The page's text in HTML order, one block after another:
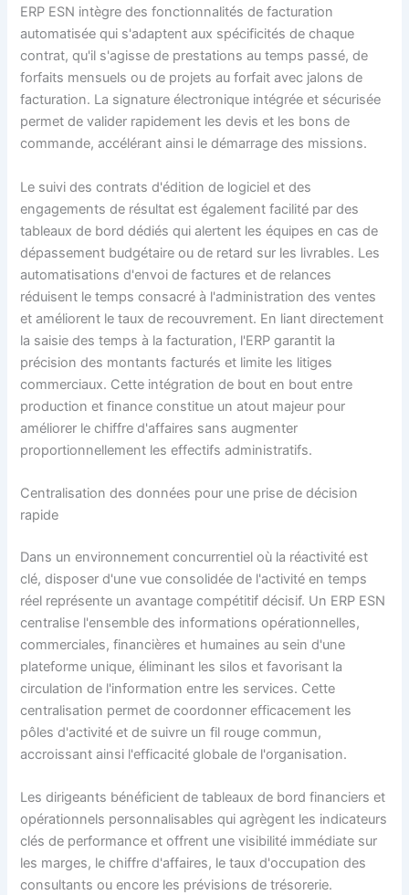
ERP ESN intègre des fonctionnalités de facturation
automatisée qui s'adaptent aux spécificités de chaque
contrat, qu'il s'agisse de prestations au temps passé, de
forfaits mensuels ou de projets au forfait avec jalons de
facturation. La signature électronique intégrée et sécurisée
permet de valider rapidement les devis et les bons de
commande, accélérant ainsi le démarrage des missions.
Le suivi des contrats d'édition de logiciel et des
engagements de résultat est également facilité par des
tableaux de bord dédiés qui alertent les équipes en cas de
dépassement budgétaire ou de retard sur les livrables. Les
automatisations d'envoi de factures et de relances
réduisent le temps consacré à l'administration des ventes
et améliorent le taux de recouvrement. En liant directement
la saisie des temps à la facturation, l'ERP garantit la
précision des montants facturés et limite les litiges
commerciaux. Cette intégration de bout en bout entre
production et finance constitue un atout majeur pour
améliorer le chiffre d'affaires sans augmenter
proportionnellement les effectifs administratifs.
Centralisation des données pour une prise de décision
rapide
Dans un environnement concurrentiel où la réactivité est
clé, disposer d'une vue consolidée de l'activité en temps
réel représente un avantage compétitif décisif. Un ERP ESN
centralise l'ensemble des informations opérationnelles,
commerciales, financières et humaines au sein d'une
plateforme unique, éliminant les silos et favorisant la
circulation de l'information entre les services. Cette
centralisation permet de coordonner efficacement les
pôles d'activité et de suivre un fil rouge commun,
accroissant ainsi l'efficacité globale de l'organisation.
Les dirigeants bénéficient de tableaux de bord financiers et
opérationnels personnalisables qui agrègent les indicateurs
clés de performance et offrent une visibilité immédiate sur
les marges, le chiffre d'affaires, le taux d'occupation des
consultants ou encore les prévisions de trésorerie.